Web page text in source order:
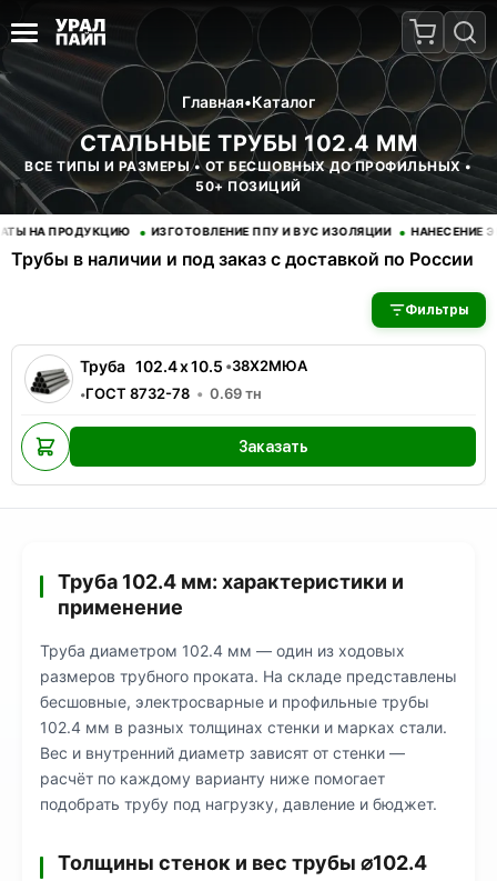
Главная•Каталог
СТАЛЬНЫЕ ТРУБЫ 102.4 ММ
ВСЕ ТИПЫ И РАЗМЕРЫ • ОТ БЕСШОВНЫХ ДО ПРОФИЛЬНЫХ •
50+ ПОЗИЦИЙ
НА ПРОДУКЦИЮ • ИЗГОТОВЛЕНИЕ ППУ И ВУС ИЗОЛЯЦИИ • НАНЕСЕНИЕ
Трубы в наличии и под заказ с доставкой по России
В наличии 1 позиций трубы стальные. Купить трубы оптом с
Фильтры
Труба 102.4x10.5 •38Х2МЮА
•ГОСТ 8732-78 0.69тн
Заказать
Труба 102.4 мм: характеристики и
применение
Труба диаметром 102.4 мм — один из ходовых
размеров трубного проката. На складе представлены
бесшовные, электросварные и профильные трубы
102.4 мм в разных толщинах стенки и марках стали.
Вес и внутренний диаметр зависят от стенки —
расчёт по каждому варианту ниже помогает
подобрать трубу под нагрузку, давление и бюджет.
Толщины стенок и вес трубы ⌀102.4